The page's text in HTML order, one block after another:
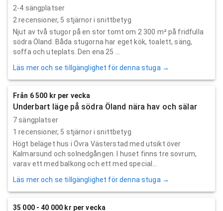
2-4 sängplatser
2 recensioner, 5 stjärnor i snittbetyg
Njut av två stugor på en stor tomt om 2 300 m² på fridfulla
södra Öland. Båda stugorna har eget kök, toalett, säng,
soffa och uteplats. Den ena 25 ...
Läs mer och se tillgänglighet för denna stuga →
Från 6 500 kr per vecka
Underbart läge på södra Öland nära hav och sälar
7 sängplatser
1 recensioner, 5 stjärnor i snittbetyg
Högt beläget hus i Övra Västerstad med utsikt över
Kalmarsund och solnedgången. I huset finns tre sovrum,
varav ett med balkong och ett med special...
Läs mer och se tillgänglighet för denna stuga →
35 000 - 40 000 kr per vecka